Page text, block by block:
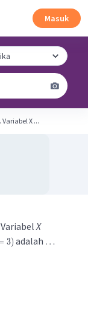
Masuk
X ...
X
3) adalah …